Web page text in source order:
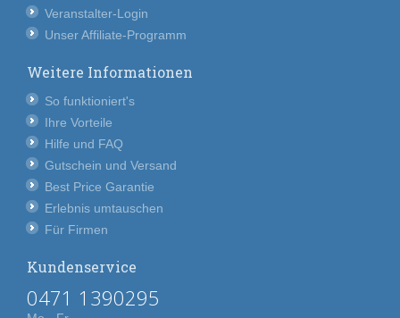
Veranstalter-Login
Unser Affiliate-Programm
Weitere Informationen
So funktioniert's
Ihre Vorteile
Hilfe und FAQ
Gutschein und Versand
Best Price Garantie
Erlebnis umtauschen
Für Firmen
Kundenservice
0471 1390295